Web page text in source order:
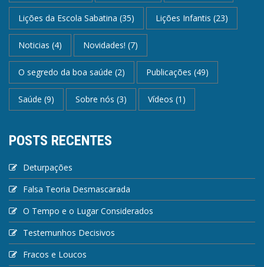
Lições da Escola Sabatina (35) Lições Infantis (23)
Noticias (4) Novidades! (7)
O segredo da boa saúde (2) Publicações (49)
Saúde (9) Sobre nós (3) Vídeos (1)
POSTS RECENTES
Deturpações
Falsa Teoria Desmascarada
O Tempo e o Lugar Considerados
Testemunhos Decisivos
Fracos e Loucos